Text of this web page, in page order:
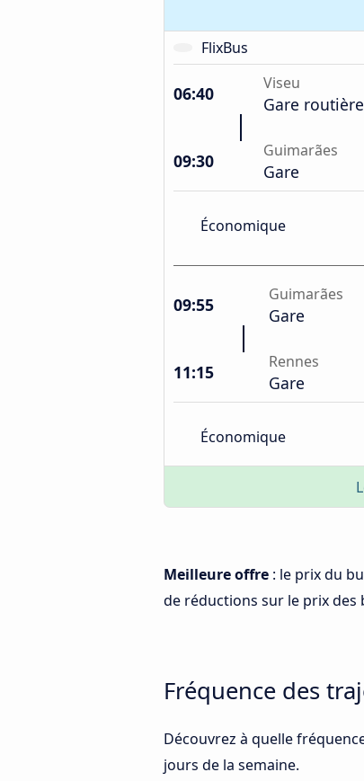
FlixBus
06:40 Viseu
Gare routière
09:30 Guimarães
Gare
Économique
09:55 Guimarães
Gare
11:15 Rennes
Gare
Économique
Meilleure offre : le prix du
de réductions sur le prix des
Fréquence des
Découvrez à quelle
jours de la semaine.